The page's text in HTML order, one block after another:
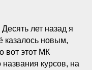
лет назад я
казалось новым,
вот этот МК
курсов, на